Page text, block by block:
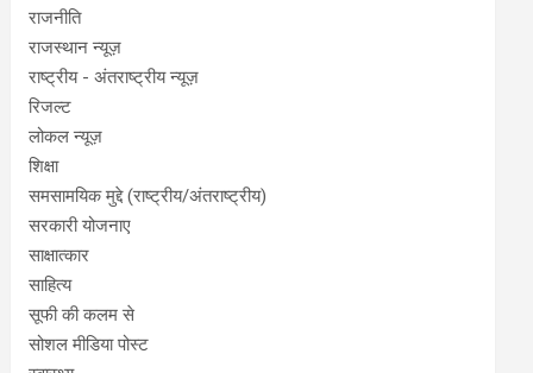
राजनीति
राजस्थान न्यूज़
राष्ट्रीय - अंतराष्ट्रीय न्यूज़
रिजल्ट
लोकल न्यूज़
शिक्षा
समसामयिक मुद्दे (राष्ट्रीय/अंतराष्ट्रीय)
सरकारी योजनाए
साक्षात्कार
साहित्य
सूफी की कलम से
सोशल मीडिया पोस्ट